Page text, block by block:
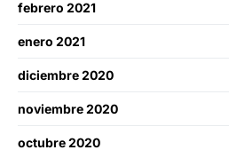
febrero 2021
enero 2021
diciembre 2020
noviembre 2020
octubre 2020